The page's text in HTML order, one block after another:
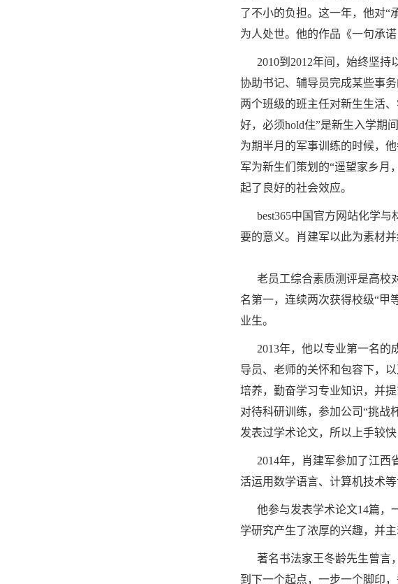
了不小的负担。这一年，他对“
为人处世。他的作品《一句承
2010到2012年间，始终坚持
协助书记、辅导员完成某些事
两个班级的班主任对新生生活
好，必须hold住”是新生入学期
为期半月的军事训练的时候，
军为新生们策划的“遥望家乡月
起了良好的社会效应。
best365中国官方网站化学与
要的意义。肖建军以此为素材
老员工综合素质测评是高校
名第一，连续两次获得校级“甲
业生。
2013年，他以专业第一名的
导员、老师的关怀和包容下，
培养，勤奋学习专业知识，并
对待科研训练，参加公司“挑战
发表过学术论文，所以上手较
2014年，肖建军参加了江西
活运用数学语言、计算机技术
他参与发表学术论文14篇，
学研究产生了浓厚的兴趣，并
著名书法家王冬龄先生曾言
到下一个起点，一步一个脚印